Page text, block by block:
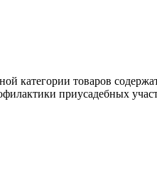
категории товаров
приусадебных